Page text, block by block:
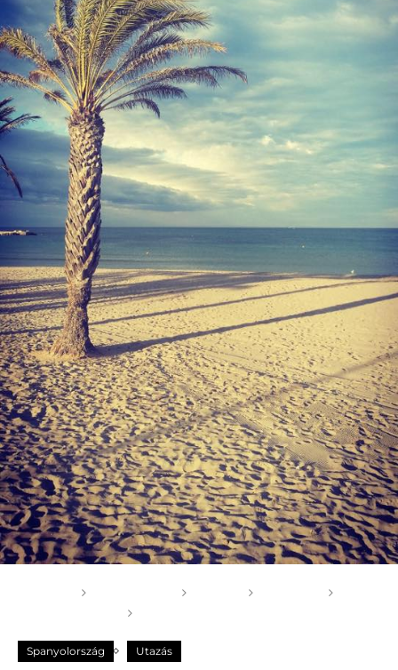
Spanyolország Utazás